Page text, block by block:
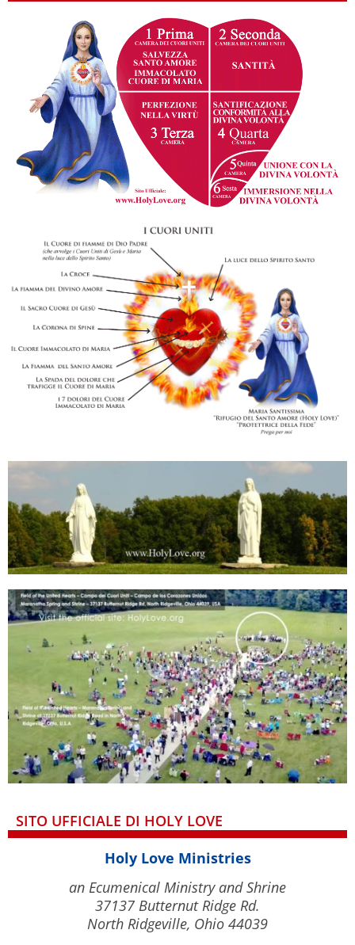
SITO UFFICIALE DI HOLY LOVE
Holy Love Ministries
an Ecumenical Ministry and Shrine
37137 Butternut Ridge Rd.
North Ridgeville, Ohio 44039